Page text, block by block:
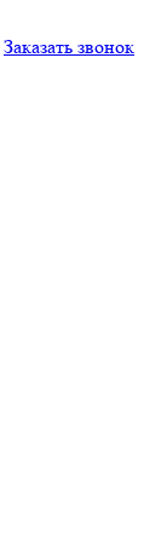
Заказать звонок